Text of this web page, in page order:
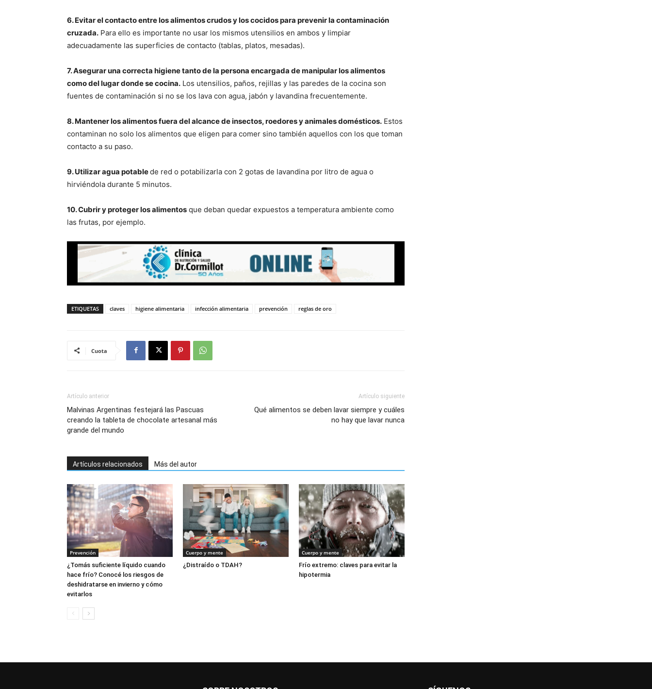
6. Evitar el contacto entre los alimentos crudos y los cocidos para prevenir la contaminación
cruzada. Para ello es importante no usar los mismos utensilios en ambos y limpiar
adecuadamente las superficies de contacto (tablas, platos, mesadas).
7. Asegurar una correcta higiene tanto de la persona encargada de manipular los alimentos
como del lugar donde se cocina. Los utensilios, paños, rejillas y las paredes de la cocina son
fuentes de contaminación si no se los lava con agua, jabón y lavandina frecuentemente.
8. Mantener los alimentos fuera del alcance de insectos, roedores y animales domésticos. Estos
contaminan no solo los alimentos que eligen para comer sino también aquellos con los que toman
contacto a su paso.
9. Utilizar agua potablede red o potabilizarla con 2 gotas de lavandina por litro de agua o
hirviéndola durante 5 minutos.
10. Cubrir y proteger los alimentos que deban quedar expuestos a temperatura ambiente como
las frutas, por ejemplo.
ETIQUETAS claves higiene alimentaria infección alimentaria prevención reglas de oro
Cuota
Artículo anterior
Malvinas Argentinas festejará las Pascuas
creando la tableta de chocolate artesanal más
grande del mundo
Artículo siguiente
Qué alimentos se deben lavar siempre y cuáles
no hay que lavar nunca
Artículos relacionados Más del autor
Prevención
¿Tomás suficiente líquido cuando
hace frío? Conocé los riesgos de
deshidratarse en invierno y cómo
evitarlos
Cuerpo y mente
¿Distraído o TDAH?
Cuerpo y mente
Frío extremo: claves para evitar la
hipotermia